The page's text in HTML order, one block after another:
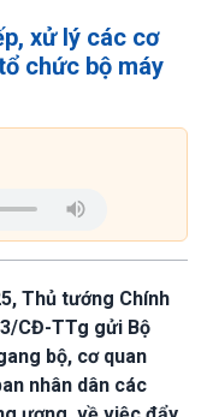
xử lý các cơ
chức bộ máy
Thủ tướng Chính
CĐ-TTg gửi Bộ
bộ, cơ quan
nhân dân các